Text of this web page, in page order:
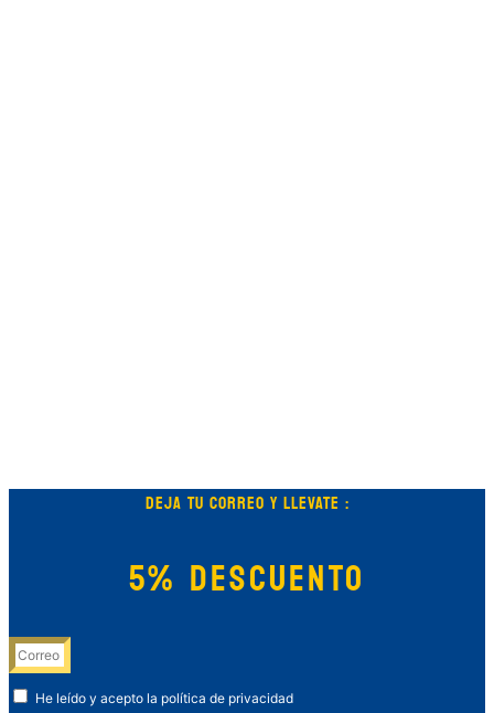
DEJA TU CORREO Y LLEVATE :
5% DESCUENTO
He leído y acepto la política de privacidad